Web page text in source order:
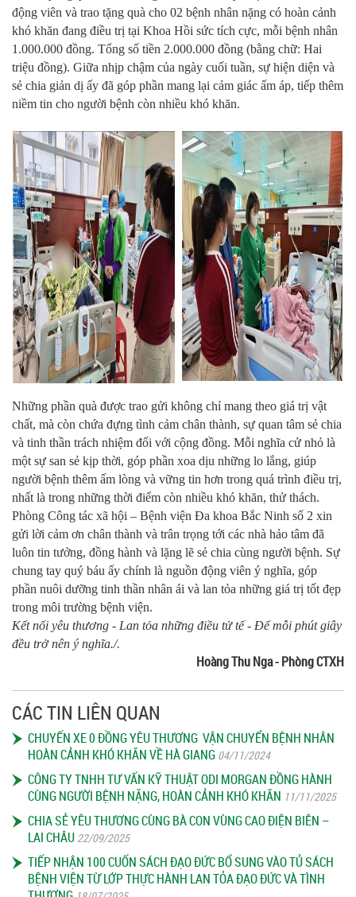
động viên và trao tặng quà cho 02 bệnh nhân nặng có hoàn cảnh
khó khăn đang điều trị tại Khoa Hồi sức tích cực, mỗi bệnh nhân
1.000.000 đồng. Tổng số tiền 2.000.000 đồng (bằng chữ: Hai
triệu đồng). Giữa nhịp chậm của ngày cuối tuần, sự hiện diện và
sẻ chia giản dị ấy đã góp phần mang lại cảm giác ấm áp, tiếp thêm
niềm tin cho người bệnh còn nhiều khó khăn.
Những phần quà được trao gửi không chỉ mang theo giá trị vật
chất, mà còn chứa đựng tình cảm chân thành, sự quan tâm sẻ chia
và tinh thần trách nhiệm đối với cộng đồng. Mỗi nghĩa cử nhỏ là
một sự san sẻ kịp thời, góp phần xoa dịu những lo lắng, giúp
người bệnh thêm ấm lòng và vững tin hơn trong quá trình điều trị,
nhất là trong những thời điểm còn nhiều khó khăn, thử thách.
Phòng Công tác xã hội – Bệnh viện Đa khoa Bắc Ninh số 2 xin
gửi lời cảm ơn chân thành và trân trọng tới các nhà hảo tâm đã
luôn tin tưởng, đồng hành và lặng lẽ sẻ chia cùng người bệnh. Sự
chung tay quý báu ấy chính là nguồn động viên ý nghĩa, góp
phần nuôi dưỡng tinh thần nhân ái và lan tỏa những giá trị tốt đẹp
trong môi trường bệnh viện.
Kết nối yêu thương - Lan tỏa những điều tử tế - Để mỗi phút giây
đều trở nên ý nghĩa./.
Hoàng Thu Nga - Phòng CTXH
CÁC TIN LIÊN QUAN
CHUYẾN XE 0 ĐỒNG YÊU THƯƠNG VẬN CHUYỂN BỆNH NHÂN
HOÀN CẢNH KHÓ KHĂN VỀ HÀ GIANG 04/11/2024
CÔNG TY TNHH TƯ VẤN KỸ THUẬT ODI MORGAN ĐỒNG HÀNH
CÙNG NGƯỜI BỆNH NẶNG, HOÀN CẢNH KHÓ KHĂN 11/11/2025
CHIA SẺ YÊU THƯƠNG CÙNG BÀ CON VÙNG CAO ĐIỆN BIÊN –
LAI CHÂU 22/09/2025
TIẾP NHẬN 100 CUỐN SÁCH ĐẠO ĐỨC BỔ SUNG VÀO TỦ SÁCH
BỆNH VIỆN TỪ LỚP THỰC HÀNH LAN TỎA ĐẠO ĐỨC VÀ TÌNH